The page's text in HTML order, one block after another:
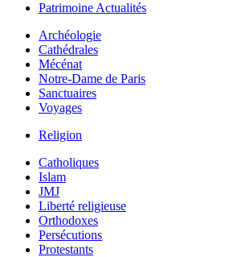
Patrimoine Actualités
Archéologie
Cathédrales
Mécénat
Notre-Dame de Paris
Sanctuaires
Voyages
Religion
Catholiques
Islam
JMJ
Liberté religieuse
Orthodoxes
Persécutions
Protestants